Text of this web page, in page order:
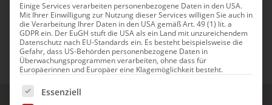
Einige Services verarbeiten personenbezogene Daten in den USA.
Mit Ihrer Einwilligung zur Nutzung dieser Services willigen Sie auch in
die Verarbeitung Ihrer Daten in den USA gemäß Art. 49 (1) lit. a
GDPR ein. Der EuGH stuft die USA als ein Land mit unzureichendem
Datenschutz nach EU-Standards ein. Es besteht beispielsweise die
Gefahr, dass US-Behörden personenbezogene Daten in
Überwachungsprogrammen verarbeiten, ohne dass für
Europäerinnen und Europäer eine Klagemöglichkeit besteht.
Es folgt eine Liste der Service-Gruppen, für die eine
Essenziell